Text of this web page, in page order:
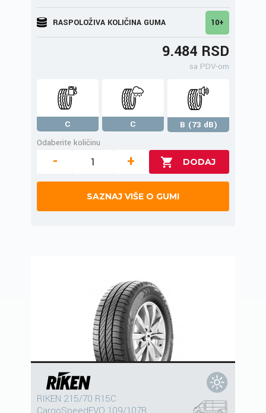
RASPOLOŽIVA KOLIČINA GUMA 10+
9.484 RSD
sa PDV-om
C C
B (73 dB)
Odaberite količinu
- +
SAZNAJ VIŠE O GUMI
RIKEN 215/70 R15C